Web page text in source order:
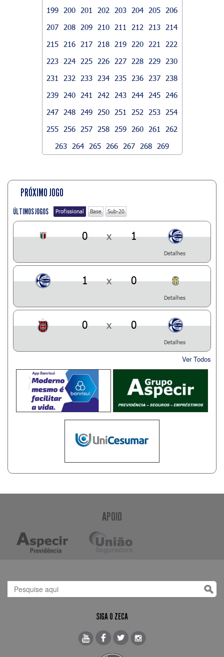
199
200 201 202 203 204 205
206
207
208 209 210 211 212 213
214
215
216 217 218 219 220 221
222
223
224 225 226 227 228 229
230
231
232 233 234 235 236 237
238
239
240 241 242 243 244 245
246
247
248 249 250 251 252 253
254
255
256 257 258 259 260 261
262
263
264 265 266 267 268 269
PRÓXIMO JOGO
ÚLTIMOS JOGOS Profissional Base Sub-20
0 x 1
Detalhes
1 x 0
Detalhes
0 x 0
Detalhes
Ver Todos
APOIO
SIGA O ZECA